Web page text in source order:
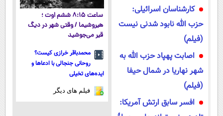
کارشناسان اسرائیلی:
حزب الله نابود شدنی نیست
(فیلم)
اصابت پهپاد حزب الله به
شهر نهاریا در شمال حیفا
(فیلم)
افسر سابق ارتش آمریکا:
ساعت ۸:۱۵ ششم اوت ؛
هیروشیما / وقتی شهر در دیگ
قیر می‌جوشید
محمدباقر خرازی کیست؟
روحانی جنجالی با ادعاها و
ایده‌های تخیلی
فیلم های دیگر